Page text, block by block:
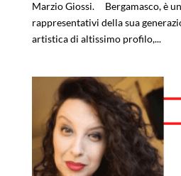
Marzio Giossi. Bergamasco, è
rappresentativi della sua
artistica di altissimo profilo,...